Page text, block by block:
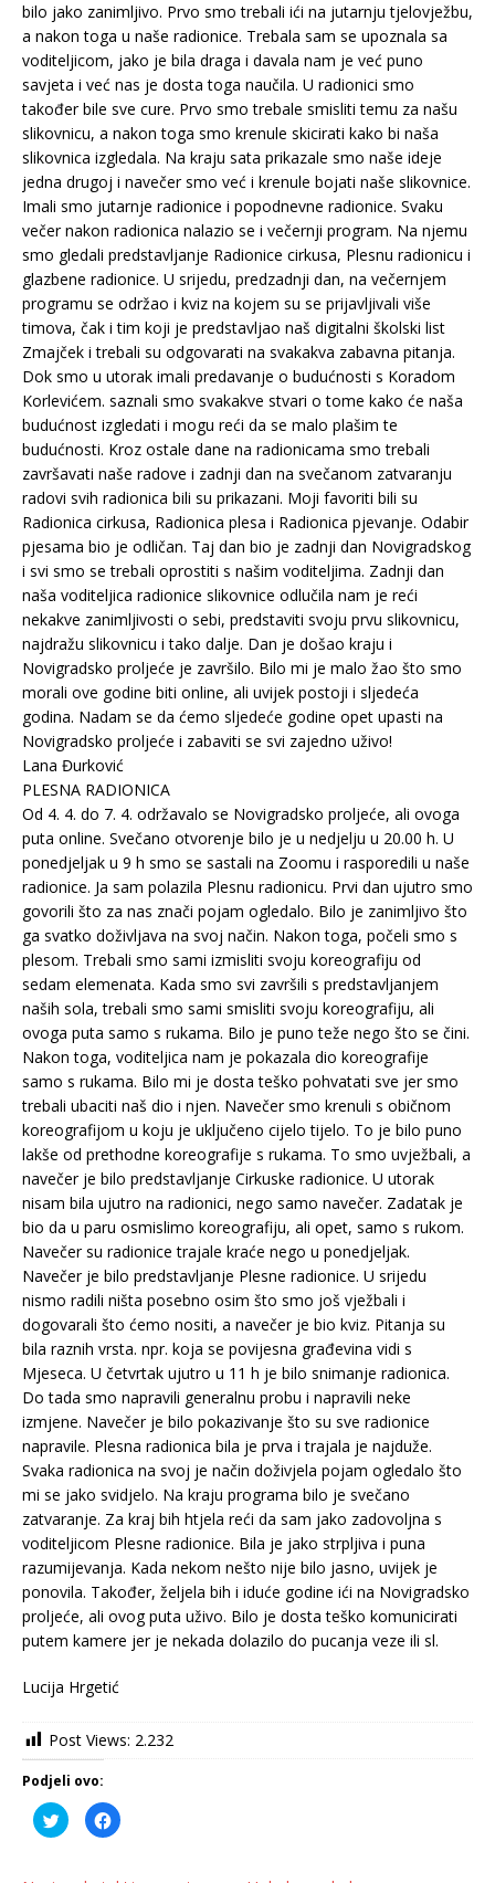
bilo jako zanimljivo. Prvo smo trebali ići na jutarnju tjelovježbu,
a nakon toga u naše radionice. Trebala sam se upoznala sa
voditeljicom, jako je bila draga i davala nam je već puno
savjeta i već nas je dosta toga naučila. U radionici smo
također bile sve cure. Prvo smo trebale smisliti temu za našu
slikovnicu, a nakon toga smo krenule skicirati kako bi naša
slikovnica izgledala. Na kraju sata prikazale smo naše ideje
jedna drugoj i navečer smo već i krenule bojati naše slikovnice.
Imali smo jutarnje radionice i popodnevne radionice. Svaku
večer nakon radionica nalazio se i večernji program. Na njemu
smo gledali predstavljanje Radionice cirkusa, Plesnu radionicu i
glazbene radionice. U srijedu, predzadnji dan, na večernjem
programu se održao i kviz na kojem su se prijavljivali više
timova, čak i tim koji je predstavljao naš digitalni školski list
Zmajček i trebali su odgovarati na svakakva zabavna pitanja.
Dok smo u utorak imali predavanje o budućnosti s Koradom
Korlevićem. saznali smo svakakve stvari o tome kako će naša
budućnost izgledati i mogu reći da se malo plašim te
budućnosti. Kroz ostale dane na radionicama smo trebali
završavati naše radove i zadnji dan na svečanom zatvaranju
radovi svih radionica bili su prikazani. Moji favoriti bili su
Radionica cirkusa, Radionica plesa i Radionica pjevanje. Odabir
pjesama bio je odličan. Taj dan bio je zadnji dan Novigradskog
i svi smo se trebali oprostiti s našim voditeljima. Zadnji dan
naša voditeljica radionice slikovnice odlučila nam je reći
nekakve zanimljivosti o sebi, predstaviti svoju prvu slikovnicu,
najdražu slikovnicu i tako dalje. Dan je došao kraju i
Novigradsko proljeće je završilo. Bilo mi je malo žao što smo
morali ove godine biti online, ali uvijek postoji i sljedeća
godina. Nadam se da ćemo sljedeće godine opet upasti na
Novigradsko proljeće i zabaviti se svi zajedno uživo!
Lana Đurković
PLESNA RADIONICA
Od 4. 4. do 7. 4. održavalo se Novigradsko proljeće, ali ovoga
puta online. Svečano otvorenje bilo je u nedjelju u 20.00 h. U
ponedjeljak u 9 h smo se sastali na Zoomu i rasporedili u naše
radionice. Ja sam polazila Plesnu radionicu. Prvi dan ujutro smo
govorili što za nas znači pojam ogledalo. Bilo je zanimljivo što
ga svatko doživljava na svoj način. Nakon toga, počeli smo s
plesom. Trebali smo sami izmisliti svoju koreografiju od
sedam elemenata. Kada smo svi završili s predstavljanjem
naših sola, trebali smo sami smisliti svoju koreografiju, ali
ovoga puta samo s rukama. Bilo je puno teže nego što se čini.
Nakon toga, voditeljica nam je pokazala dio koreografije
samo s rukama. Bilo mi je dosta teško pohvatati sve jer smo
trebali ubaciti naš dio i njen. Navečer smo krenuli s običnom
koreografijom u koju je uključeno cijelo tijelo. To je bilo puno
lakše od prethodne koreografije s rukama. To smo uvježbali, a
navečer je bilo predstavljanje Cirkuske radionice. U utorak
nisam bila ujutro na radionici, nego samo navečer. Zadatak je
bio da u paru osmislimo koreografiju, ali opet, samo s rukom.
Navečer su radionice trajale kraće nego u ponedjeljak.
Navečer je bilo predstavljanje Plesne radionice. U srijedu
nismo radili ništa posebno osim što smo još vježbali i
dogovarali što ćemo nositi, a navečer je bio kviz. Pitanja su
bila raznih vrsta. npr. koja se povijesna građevina vidi s
Mjeseca. U četvrtak ujutro u 11 h je bilo snimanje radionica.
Do tada smo napravili generalnu probu i napravili neke
izmjene. Navečer je bilo pokazivanje što su sve radionice
napravile. Plesna radionica bila je prva i trajala je najduže.
Svaka radionica na svoj je način doživjela pojam ogledalo što
mi se jako svidjelo. Na kraju programa bilo je svečano
zatvaranje. Za kraj bih htjela reći da sam jako zadovoljna s
voditeljicom Plesne radionice. Bila je jako strpljiva i puna
razumijevanja. Kada nekom nešto nije bilo jasno, uvijek je
ponovila. Također, željela bih i iduće godine ići na Novigradsko
proljeće, ali ovog puta uživo. Bilo je dosta teško komunicirati
putem kamere jer je nekada dolazilo do pucanja veze ili sl.
Lucija Hrgetić
Post Views: 2.232
Podjeli ovo:
P
o
K
l